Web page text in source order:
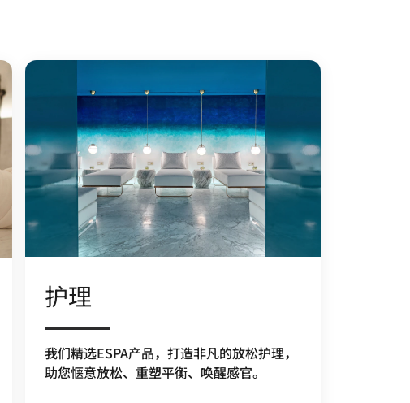
护理
我们精选ESPA产品，打造非凡的放松护理，
助您惬意放松、重塑平衡、唤醒感官。